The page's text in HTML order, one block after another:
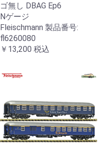
ゴ無し DBAG Ep6
Nゲージ
Fleischmann 製品番号:
fl6260080
￥13,200 税込